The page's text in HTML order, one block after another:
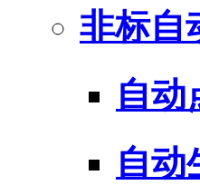
非标自
自动
自动